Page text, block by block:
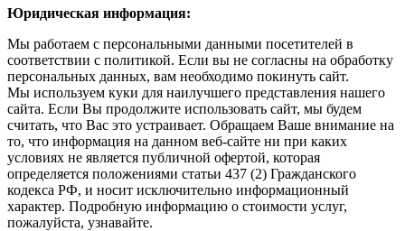
Юридическая информация:
Мы работаем с персональными данными посетителей в
соответствии с политикой. Если вы не согласны на обработку
персональных данных, вам необходимо покинуть сайт.
Мы используем куки для наилучшего представления нашего
сайта. Если Вы продолжите использовать сайт, мы будем
считать, что Вас это устраивает. Обращаем Ваше внимание на
то, что информация на данном веб-сайте ни при каких
условиях не является публичной офертой, которая
определяется положениями статьи 437 (2) Гражданского
кодекса РФ, и носит исключительно информационный
характер. Подробную информацию о стоимости услуг,
пожалуйста, узнавайте.